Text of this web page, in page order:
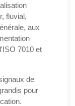
fluvial,
aux
7010 et
de
pour